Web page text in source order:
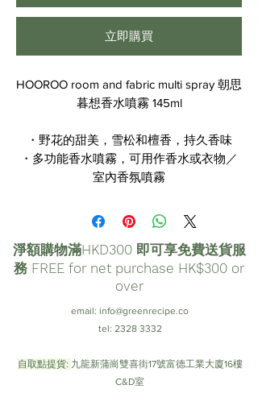
立即購買
HOOROO room and fabric multi spray 朝思
暮想香水噴霧 145ml
・野花的甜美，雪松和檀香，持久香味
・多功能香水噴霧，可用作香水或衣物／
室內香氛噴霧
淨額購物滿HKD300 即可享免費送貨服
務 FREE for net purchase HK$300 or
over
email: info@greenrecipe.co
tel: 2328 3332
自取點提貨: 九龍新蒲崗雙喜街17號富德工業大廈16樓
C&D室